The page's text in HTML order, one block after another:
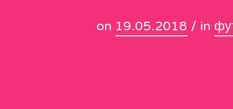
on 19.05.2018 / in